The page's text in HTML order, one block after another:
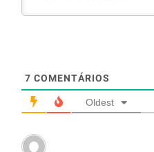
7 COMENTÁRIOS
Oldest